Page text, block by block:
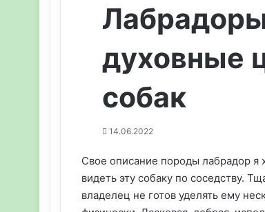
духовные
собак
14.06.2022
Свое описание породы лабрадор я
видеть эту собаку по соседству.
владелец не готов уделять ему